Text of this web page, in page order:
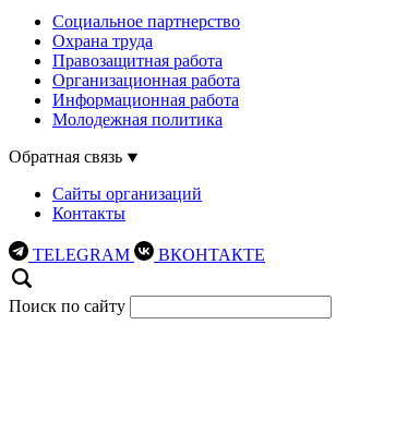
Социальное партнерство
Охрана труда
Правозащитная работа
Организационная работа
Информационная работа
Молодежная политика
Обратная связь
Сайты организаций
Контакты
TELEGRAM ВКОНТАКТЕ
Поиск по сайту